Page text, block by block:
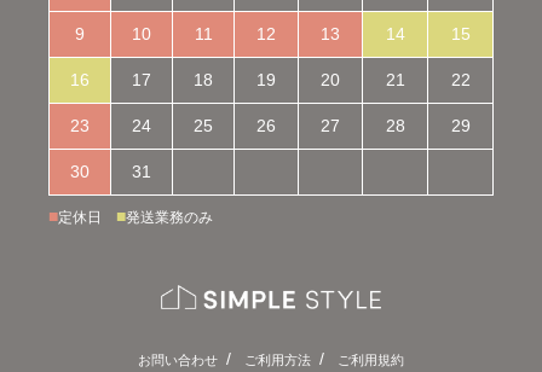
9 10 11 12 13 14 15
16 17 18 19 20 21 22
23 24 25 26 27 28 29
30 31
■定休日 ■発送業務のみ
お問い合わせ ご利用方法 ご利用規約